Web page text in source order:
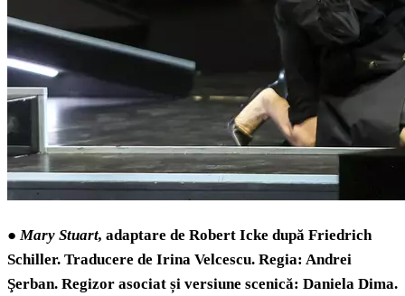
● Mary Stuart, adaptare de Robert Icke după Friedrich
Schiller. Traducere de Irina Velcescu. Regia: Andrei
Şerban. Regizor asociat și versiune scenică: Daniela Dima.